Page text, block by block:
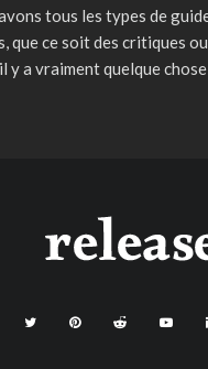
tous les types de
que ce soit des critiques
y a vraiment quelque